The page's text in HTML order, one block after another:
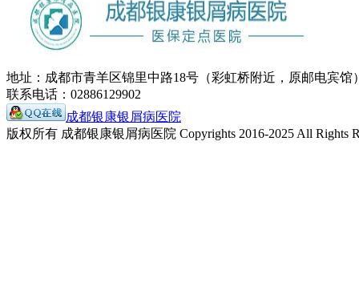
地址：成都市青羊区锦里中路18号（彩虹桥附近，原邮电宾馆
联系电话：02886129902
成都银康银屑病医院
版权所有 成都银康银屑病医院 Copyrights 2016-2025 All Rights